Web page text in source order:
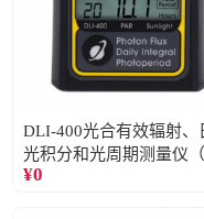
DLI-400光合有效辐射、
光积分和光周期测量仪
阳光）
¥0